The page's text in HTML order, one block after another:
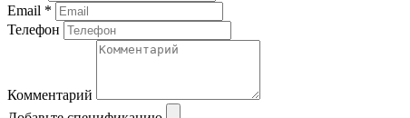
Email *
Телефон
Комментарий